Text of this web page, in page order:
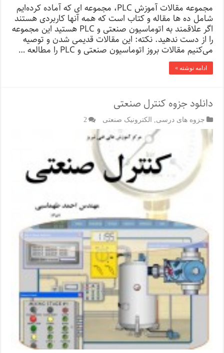
مجموعه مقالات آموزش PLC، مجموعه ای که آماده کرده‌ایم
شامل ده ها مقاله و کتاب است که همه آنها کاربردی هستند
اگر علاقمند به اتوماسیون صنعتی و PLC هستید این مجموعه
را از دست ندهید. نکته: این مقالات قدیمی شدن و توصیه
می‌کنیم مقالات بروز اتوماسیون صنعتی و PLC را مطالعه …
ادامه نوشته »
دانلود جزوه کنترل صنعتی
جزوه های درسی الکترونیک صنعتی 2